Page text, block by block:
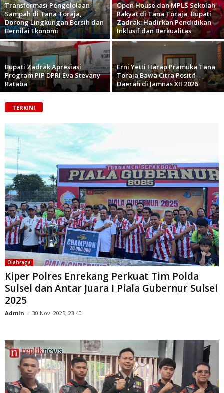
Transformasi Pengelolaan
Sampah di Tana Toraja,
Dorong Lingkungan Bersih dan
Bernilai Ekonomi
Open House dan MPLS Sekolah
Rakyat di Tana Toraja, Bupati
Zadrak: Hadirkan Pendidikan
Inklusif dan Berkualitas
Bupati Zadrak Apresiasi
Program PIP DPRI Eva Stevany
Rataba
Erni Yetti Harap Pramuka Tana
Toraja Bawa Citra Positif
Daerah di Jamnas XII 2026
TERKINI
Olahraga
Kiper Polres Enrekang Perkuat Tim Polda
Sulsel dan Antar Juara I Piala Gubernur Sulsel
2025
Admin - 30 Nov. 2025, 23.40